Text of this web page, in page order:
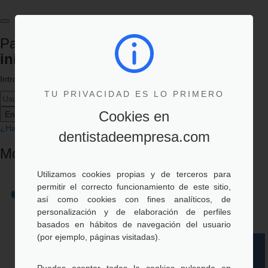
TU PRIVACIDAD ES LO PRIMERO
Cookies en
dentistadeempresa.com
Utilizamos cookies propias y de terceros para
permitir el correcto funcionamiento de este sitio,
así como cookies con fines analíticos, de
personalización y de elaboración de perfiles
basados en hábitos de navegación del usuario
(por ejemplo, páginas visitadas).
Para acceder a la sección
iniciar sesión
Introduzca sus datos de acceso:
Entrar
¿Ha olvidado su contraseña?
Modal Dialog